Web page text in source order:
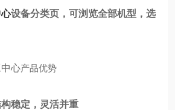
设备分类页，可浏览全部机型，选
心产品优势
稳定，灵活并重